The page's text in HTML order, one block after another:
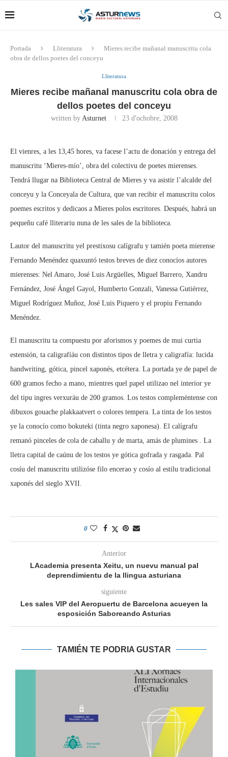
Portada Lliteratura
Mieres recibe mañanal manuscritu cola
obra de dellos poetes del conceyu
Lliteratura
Mieres recibe mañanal manuscritu cola obra de
dellos poetes del conceyu
written by Asturnet 23 d'ochobre, 2008
El vienres, a les 13,45 hores, va facese l’actu de donación y entrega del
manuscritu ‘Mieres-mío’, obra del colectivu de poetes mierenses.
Tendrá llugar na Biblioteca Central de Mieres y va asistir l’alcalde del
conceyu y la Conceyala de Cultura, que van recibir el manuscritu colos
poemes escritos y dedicaos a Mieres polos escritores. Después, habrá un
pequeñu café lliterariu nuna de les sales de la biblioteca.
Lautor del manuscritu yel prestixosu calígrafu y tamién poeta mierense
Fernando Menéndez quaxuntó testos breves de diez conocíos autores
mierenses: Nel Amaro, José Luis Argüelles, Miguel Barrero, Xandru
Fernández, José Ángel Gayol, Humberto Gonzali, Vanessa Gutiérrez,
Miguel Rodríguez Muñoz, José Luis Piquero y el propiu Fernando
Menéndez.
El manuscritu ta compuestu por aforismos y poemes de mui curtia
estensión, ta caligrafíáu con distintos tipos de lletra y caligrafía: lucida
handwriting, gótica, pincel xaponés, etcétera. La portada ye de papel de
600 gramos fecho a mano, mientres quel papel utilizao nel interior ye
del tipu ingres verxuráu de 200 gramos. Los testos compleméntense con
dibuxos gouache plakkaatvert o colores tempera. La tinta de los testos
ye la conocío como bokuteki (tinta negro xaponesa). El calígrafu
remanó pinceles de cola de caballu y de marta, amás de plumines . La
lletra capital de caúnu de los testos ye gótica gofrada y rasgada. Pal
cosíu del manuscritu utilizóse filo encerao y cosío al estilu tradicional
xaponés del sieglo XVII.
0
Anterior
LAcademia presenta Xeitu, un nuevu manual pal
deprendimientu de la llingua asturiana
siguiente
Les sales VIP del Aeropuertu de Barcelona acueyen la
esposición Saboreando Asturias
TAMIÉN TE PODRIA GUSTAR